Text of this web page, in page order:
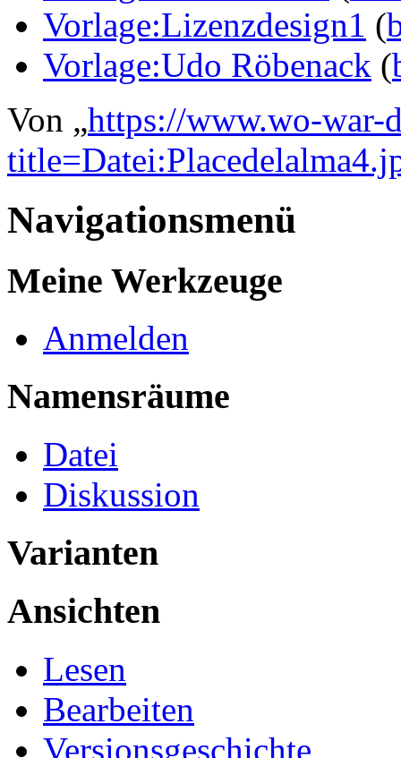
Vorlage:Lizenzdesign1 (
Vorlage:Udo Röbenack (
Von „https://www.wo-war-
Navigationsmenü
Meine Werkzeuge
Anmelden
Namensräume
Datei
Diskussion
Varianten
Ansichten
Lesen
Bearbeiten
Versionsgeschichte